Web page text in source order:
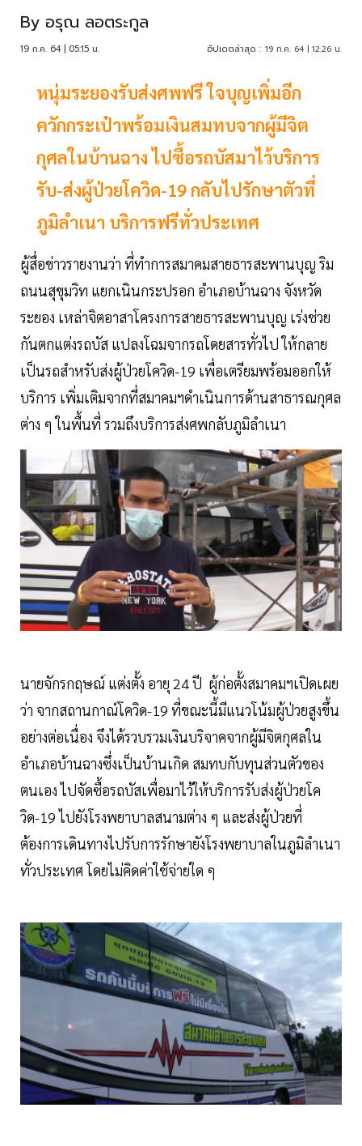
By อรุณ ลอตระกูล
19 ก.ค. 64 | 05:15 น. อัปเดตล่าสุด : 19 ก.ค. 64 | 12:26 น.
หนุ่มระยองรับส่งศพฟรี ใจบุญเพิ่มอีก
ควักกระเป๋าพร้อมเงินสมทบจากผู้มีจิต
กุศลในบ้านฉาง ไปซื้อรถบัสมาไว้บริการ
รับ-ส่งผู้ป่วยโควิด-19 กลับไปรักษาตัวที่
ภูมิลำเนา บริการฟรีทั่วประเทศ
ผู้สื่อข่าวรายงานว่า ที่ทำการสมาคมสายธารสะพานบุญ ริม
ถนนสุขุมวิท แยกเนินกระปรอก อำเภอบ้านฉาง จังหวัด
ระยอง เหล่าจิตอาสาโครงการสายธารสะพานบุญ เร่งช่วย
กันตกแต่งรถบัส แปลงโฉมจากรถโดยสารทั่วไป ให้กลาย
เป็นรถสำหรับส่งผู้ป่วยโควิด-19 เพื่อเตรียมพร้อมออกให้
บริการ เพิ่มเติมจากที่สมาคมฯดำเนินการด้านสาธารณกุศล
ต่าง ๆ ในพื้นที่ รวมถึงบริการส่งศพกลับภูมิลำเนา
นายจักรกฤษณ์ แต่งตั้ง อายุ 24 ปี ผู้ก่อตั้งสมาคมฯเปิดเผย
ว่า จากสถานกาณ์โควิด-19 ที่ขณะนี้มีแนวโน้มผู้ป่วยสูงขึ้น
อย่างต่อเนื่อง จึงได้รวบรวมเงินบริจาคจากผู้มีจิตกุศลใน
อำเภอบ้านฉางซึ่งเป็นบ้านเกิด สมทบกับทุนส่วนตัวของ
ตนเอง ไปจัดซื้อรถบัสเพื่อมาไว้ให้บริการรับส่งผู้ป่วยโค
วิด-19 ไปยังโรงพยาบาลสนามต่าง ๆ และส่งผู้ป่วยที่
ต้องการเดินทางไปรับการรักษายังโรงพยาบาลในภูมิลำเนา
ทั่วประเทศ โดยไม่คิดค่าใช้จ่ายใด ๆ